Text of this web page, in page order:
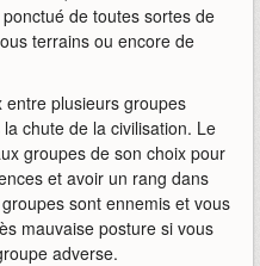
de toutes sortes de
terrains ou encore de
plusieurs groupes
chute de la civilisation. Le
groupes de son choix pour
et avoir un rang dans
sont ennemis et vous
mauvaise posture si vous
adverse.